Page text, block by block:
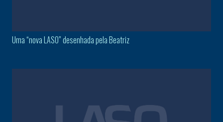
Uma “nova LASO” desenhada pela Beatriz